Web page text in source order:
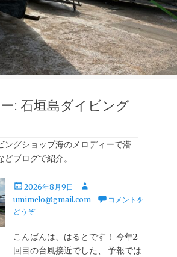
: 石垣島ダイビング
ングショップ海のメロディーで潜
ブログで紹介。
投
稿
日
2026年8月9日
投
稿
umimelo@gmail.com
コメントを
どうぞ
こんばんは、はるとです！ 今年2
回目の台風接近でした、 予報では